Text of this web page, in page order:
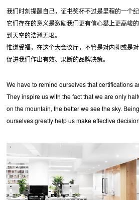
我们时刻提醒自己，证书奖杯不过是里程的一个纪
它们存在的意义是激励我们更有信心攀上更高峻
到天空的浩瀚无垠。
惟谦受福，在这个大会议厅，不管是对内抑或是
促进我们作出有效、果断的品牌决策。
We have to remind ourselves that certifications
They inspire us with the fact that we are only
on the mountain, the better we see the sky.
ourselves greatly help us make effective